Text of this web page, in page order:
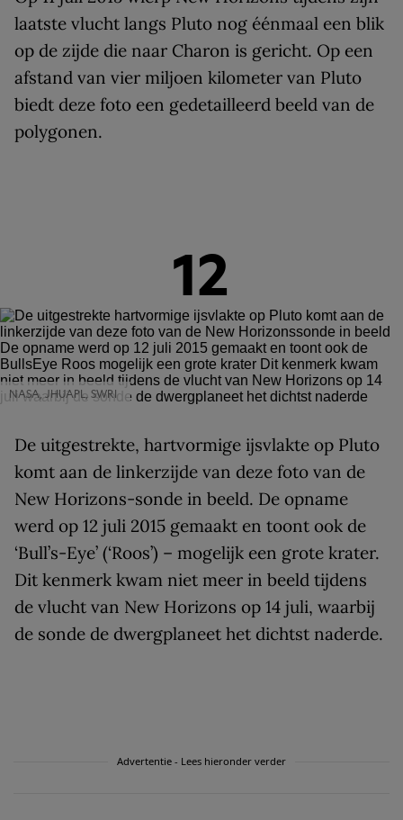
laatste vlucht langs Pluto nog éénmaal een blik
op de zijde die naar Charon is gericht. Op een
afstand van vier miljoen kilometer van Pluto
biedt deze foto een gedetailleerd beeld van de
polygonen.
12
NASA, JHUAPL, SWRI
De uitgestrekte, hartvormige ijsvlakte op Pluto
komt aan de linkerzijde van deze foto van de
New Horizons-sonde in beeld. De opname
werd op 12 juli 2015 gemaakt en toont ook de
‘Bull’s-Eye’ (‘Roos’) – mogelijk een grote krater.
Dit kenmerk kwam niet meer in beeld tijdens
de vlucht van New Horizons op 14 juli, waarbij
de sonde de dwergplaneet het dichtst naderde.
Advertentie - Lees hieronder verder